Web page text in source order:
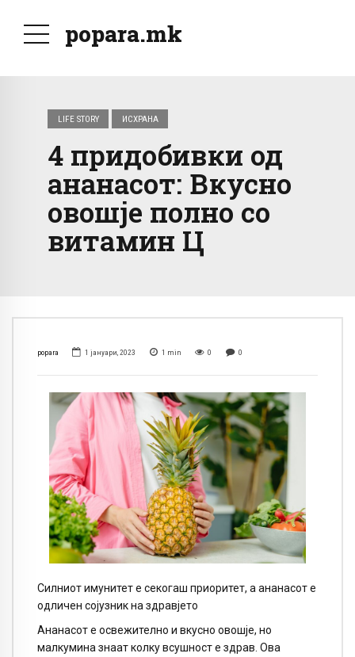
popara.mk
LIFE STORY ИСХРАНА
4 придобивки од
ананасот: Вкусно
овошје полно со
витамин Ц
popara 1 јануари, 2023 1 min 0 0
Силниот имунитет е секогаш приоритет, а ананасот е
одличен сојузник на здравјето
Ананасот е освежително и вкусно овошје, но
малкумина знаат колку всушност е здрав. Ова